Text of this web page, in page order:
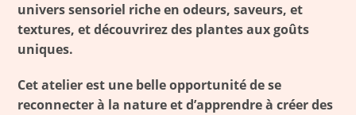
univers sensoriel riche en odeurs, saveurs, et
textures, et découvrirez des plantes aux goûts
uniques.
Cet atelier est une belle opportunité de se
reconnecter à la nature et d’apprendre à créer des